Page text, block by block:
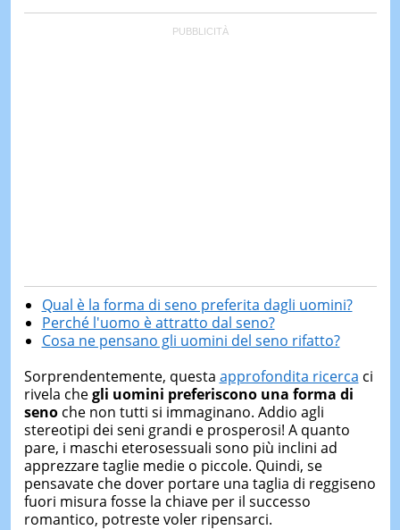
Qual è la forma di seno preferita dagli uomini?
Perché l'uomo è attratto dal seno?
Cosa ne pensano gli uomini del seno rifatto?
Sorprendentemente, questa approfondita ricerca ci
rivela chegli uomini preferiscono una forma di
senoche non tutti si immaginano. Addio agli
stereotipi dei seni grandi e prosperosi! A quanto
pare, i maschi eterosessuali sono più inclini ad
apprezzare taglie medie o piccole. Quindi, se
pensavate che dover portare una taglia di reggiseno
fuori misura fosse la chiave per il successo
romantico, potreste voler ripensarci.